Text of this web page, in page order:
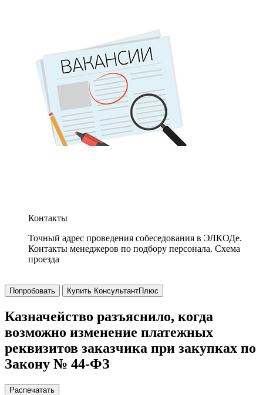
Контакты
Точный адрес проведения собеседования в ЭЛКОДе.
Контакты менеджеров по подбору персонала. Схема
проезда
Попробовать Купить КонсультантПлюс
Казначейство разъяснило, когда
возможно изменение платежных
реквизитов заказчика при закупках по
Закону № 44-ФЗ
Распечатать